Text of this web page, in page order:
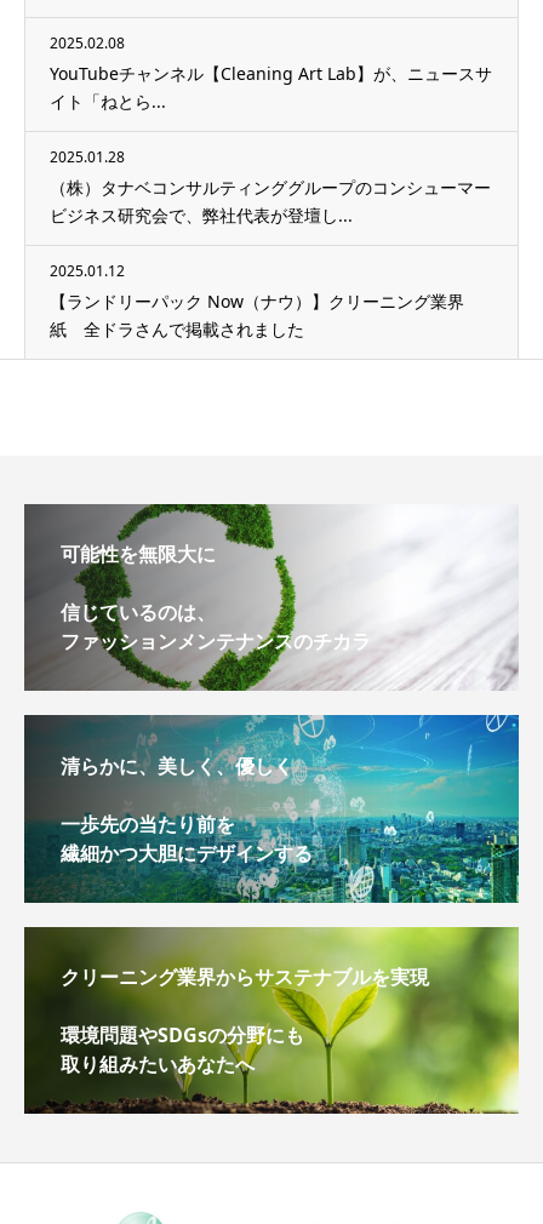
2025.02.08
YouTubeチャンネル【Cleaning Art Lab】が、ニュースサ
イト「ねとら...
2025.01.28
（株）タナベコンサルティンググループのコンシューマー
ビジネス研究会で、弊社代表が登壇し...
2025.01.12
【ランドリーパック Now（ナウ）】クリーニング業界
紙 全ドラさんで掲載されました
可能性を無限大に
信じているのは、
ファッションメンテナンスのチカラ
清らかに、美しく、優しく
一歩先の当たり前を
繊細かつ大胆にデザインする
クリーニング業界からサステナブルを実現
環境問題やSDGsの分野にも
取り組みたいあなたへ